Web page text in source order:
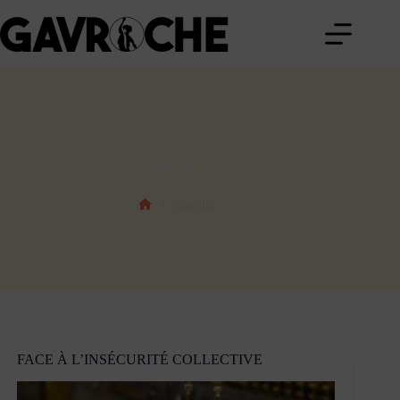
au
contenu
FACE À L’INSÉCURITÉ COLLECTIVE